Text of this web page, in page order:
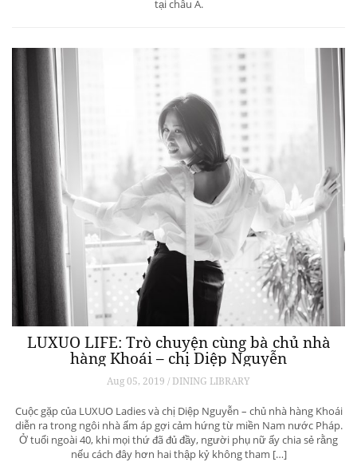
tại châu Á.
LUXUO LIFE: Trò chuyện cùng bà chủ nhà
hàng Khoái – chị Diệp Nguyễn
Aug 05, 2019 / DINING LIBRARY
Cuộc gặp của LUXUO Ladies và chị Diệp Nguyễn – chủ nhà hàng Khoái
diễn ra trong ngôi nhà ấm áp gợi cảm hứng từ miền Nam nước Pháp.
Ở tuổi ngoài 40, khi mọi thứ đã đủ đầy, người phụ nữ ấy chia sẻ rằng
nếu cách đây hơn hai thập kỷ không tham […]